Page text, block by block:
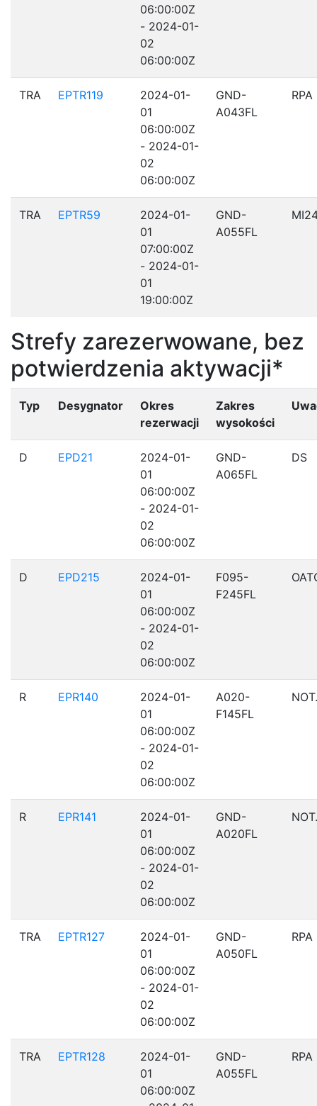
06:00:00Z
- 2024-01-
02
06:00:00Z
TRA EPTR119
2024-01-
01
06:00:00Z
- 2024-01-
02
06:00:00Z
GND-
A043FL
RPA
TRA EPTR59
2024-01-
01
07:00:00Z
- 2024-01-
01
19:00:00Z
GND-
A055FL
Strefy zarezerwowane, bez
potwierdzenia aktywacji*
Typ Desygnator
Okres
rezerwacji
Zakres
wysokości
D EPD21
2024-01-
01
06:00:00Z
- 2024-01-
02
06:00:00Z
GND-
A065FL
DS
D EPD215
2024-01-
01
06:00:00Z
- 2024-01-
02
06:00:00Z
F095-
F245FL
R EPR140
2024-01-
01
06:00:00Z
- 2024-01-
02
06:00:00Z
A020-
F145FL
R EPR141
2024-01-
01
06:00:00Z
- 2024-01-
02
06:00:00Z
GND-
A020FL
TRA EPTR127
2024-01-
01
06:00:00Z
- 2024-01-
02
06:00:00Z
GND-
A050FL
RPA
TRA EPTR128
2024-01-
01
06:00:00Z
GND-
A055FL
RPA